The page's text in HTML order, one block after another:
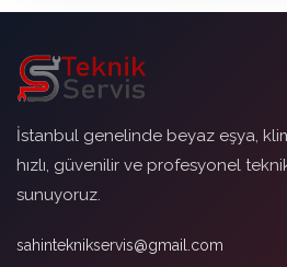
İstanbul genelinde beyaz eşya,
hızlı, güvenilir ve profesyonel
sunuyoruz.
sahinteknikservis@gmail.com